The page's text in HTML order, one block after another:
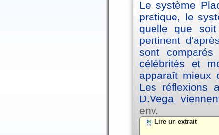
Le système
pratique, le
quelle que
pertinent
sont
célébrités et
apparaît mieux
Les réflexions
D.Vega,
env.
Lire un extrait